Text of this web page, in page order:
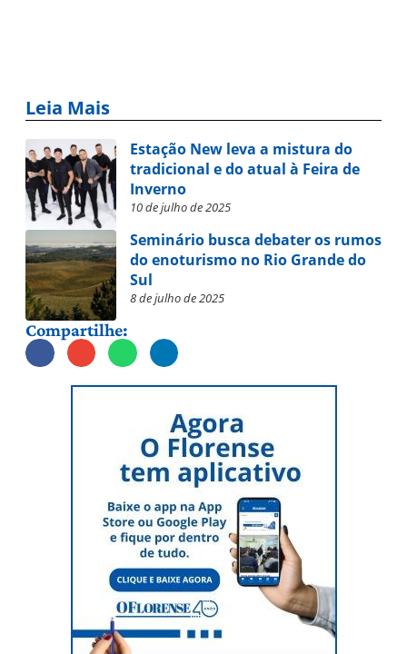
Leia Mais
Estação New leva a mistura do
tradicional e do atual à Feira de
Inverno
10 de julho de 2025
Seminário busca debater os rumos
do enoturismo no Rio Grande do
Sul
8 de julho de 2025
Compartilhe: